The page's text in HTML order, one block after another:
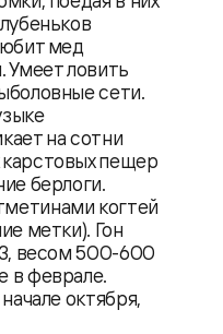
мед
Умеет ловить
сети.
на сотни
пещер
берлоги.
когтей
метки). Гон
весом 500-600
в феврале.
октября,